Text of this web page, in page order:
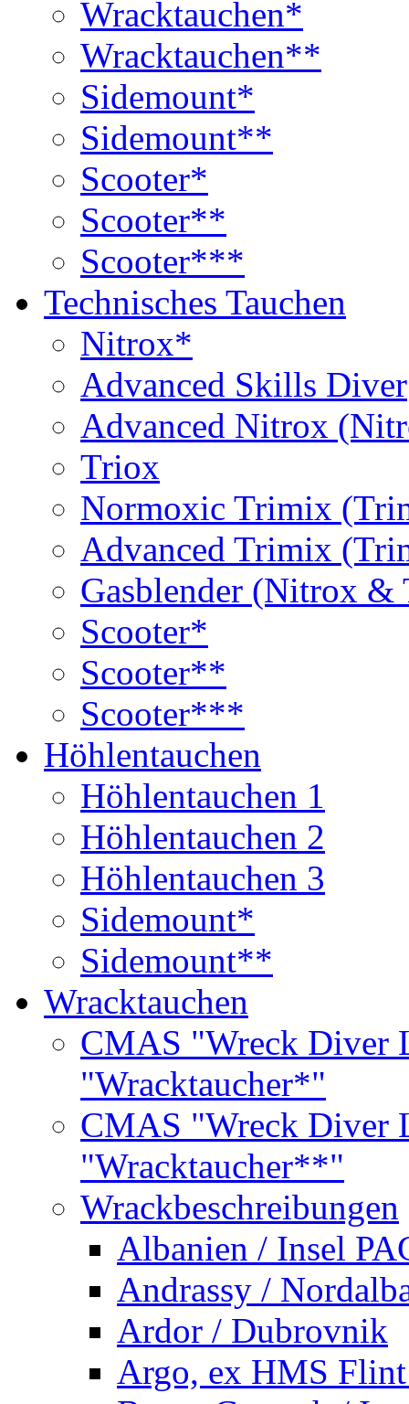
Wracktauchen*
Wracktauchen**
Sidemount*
Sidemount**
Scooter*
Scooter**
Scooter***
Technisches Tauchen
Nitrox*
Advanced Skills Diver
Advanced Nitrox
Triox
Normoxic Trimix
Advanced Trimix
Gasblender (Nitrox
Scooter*
Scooter**
Scooter***
Höhlentauchen
Höhlentauchen 1
Höhlentauchen 2
Höhlentauchen 3
Sidemount*
Sidemount**
Wracktauchen
CMAS "Wreck Diver
"Wracktaucher*"
CMAS "Wreck Diver
"Wracktaucher**"
Wrackbeschreibungen
Albanien / Insel
Andrassy /
Ardor / Dubrovnik
Argo, ex HMS